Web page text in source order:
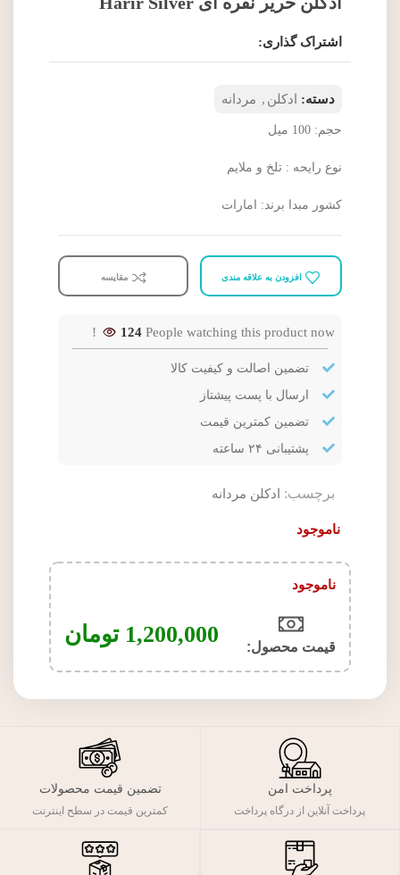
اشتراک گذاری:
دسته: ادکلن , مردانه
حجم: 100 میل
نوع رایحه : تلخ و ملایم
کشور مبدا برند: امارات
افزودن به علاقه مندی مقایسه
124 People watching this product now!
تضمین اصالت و کیفیت کالا
ارسال با پست پیشتاز
تضمین کمترین قیمت
پشتیبانی ۲۴ ساعته
برچسب: ادکلن مردانه
ناموجود
ناموجود
قیمت محصول:​ 1,200,000 تومان
پرداخت امن
پرداخت آنلاین از درگاه پرداخت
تضمین قیمت محصولات
کمترین قیمت در سطح اینترنت